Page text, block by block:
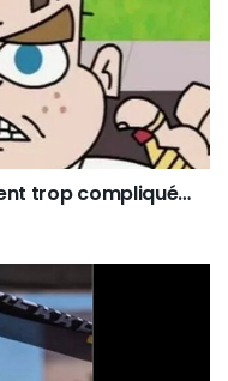
trop compliqué…